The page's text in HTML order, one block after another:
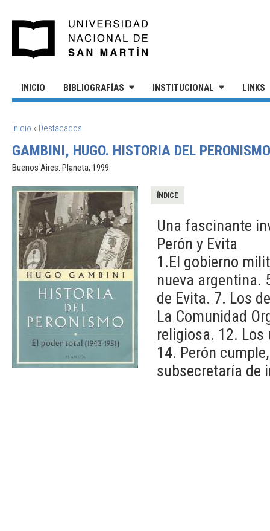
INICIO BIBLIOGRAFÍAS INSTITUCIONAL LINKS
SE ENCUENTRA USTED AQUÍ
Inicio » Destacados
GAMBINI, HUGO. HISTORIA DEL
Buenos Aires: Planeta, 1999.
ÍNDICE
Una fascinante
Perón y Evita
1.El gobierno
nueva argentina.
de Evita. 7. Los
La Comunidad
religiosa. 12. Los
14. Perón
subsecretaría de